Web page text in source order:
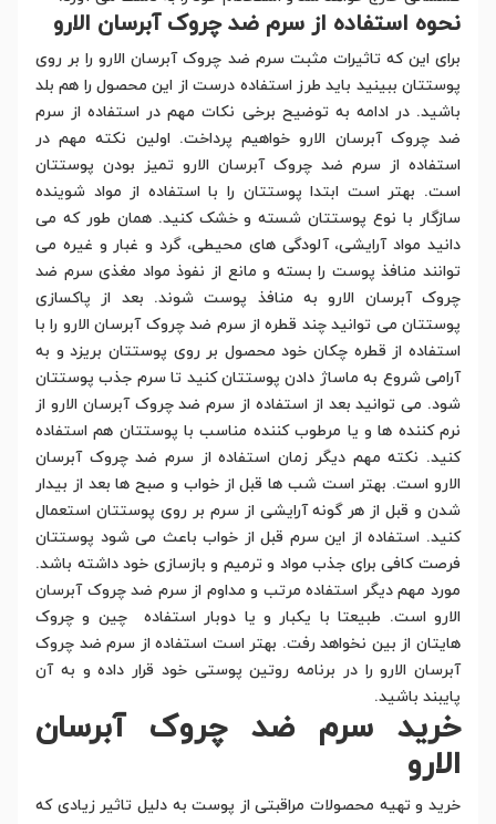
نحوه استفاده از سرم ضد چروک آبرسان الارو
برای این که تاثیرات مثبت سرم ضد چروک آبرسان الارو را بر روی
پوستتان ببینید باید طرز استفاده درست از این محصول را هم بلد
باشید. در ادامه به توضیح برخی نکات مهم در استفاده از سرم
ضد چروک آبرسان الارو خواهیم پرداخت. اولین نکته مهم در
استفاده از سرم ضد چروک آبرسان الارو تمیز بودن پوستتان
است. بهتر است ابتدا پوستتان را با استفاده از مواد شوینده
سازگار با نوع پوستتان شسته و خشک کنید. همان طور که می
دانید مواد آرایشی، آلودگی های محیطی، گرد و غبار و غیره می
توانند منافذ پوست را بسته و مانع از نفوذ مواد مغذی سرم ضد
چروک آبرسان الارو به منافذ پوست شوند. بعد از پاکسازی
پوستتان می توانید چند قطره از سرم ضد چروک آبرسان الارو را با
استفاده از قطره چکان خود محصول بر روی پوستتان بریزد و به
آرامی شروع به ماساژ دادن پوستتان کنید تا سرم جذب پوستتان
شود. می توانید بعد از استفاده از سرم ضد چروک آبرسان الارو از
نرم کننده ها و یا مرطوب کننده مناسب با پوستتان هم استفاده
کنید. نکته مهم دیگر زمان استفاده از سرم ضد چروک آبرسان
الارو است. بهتر است شب ها قبل از خواب و صبح ها بعد از بیدار
شدن و قبل از هر گونه آرایشی از سرم بر روی پوستتان استعمال
کنید. استفاده از این سرم قبل از خواب باعث می شود پوستتان
فرصت کافی برای جذب مواد و ترمیم و بازسازی خود داشته باشد.
مورد مهم دیگر استفاده مرتب و مداوم از سرم ضد چروک آبرسان
الارو است. طبیعتا با یکبار و یا دوبار استفاده چین و چروک
هایتان از بین نخواهد رفت. بهتر است استفاده از سرم ضد چروک
آبرسان الارو را در برنامه روتین پوستی خود قرار داده و به آن
پایبند باشید.
خرید سرم ضد چروک آبرسان
الارو
خرید و تهیه محصولات مراقبتی از پوست به دلیل تاثیر زیادی که